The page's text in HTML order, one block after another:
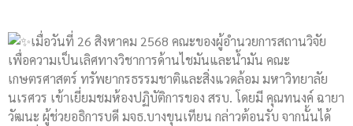
เมื่อวันที่ 26 สิงหาคม 2568 คณะของผู้อำนวยการสถานวิจัย
เพื่อความเป็นเลิศทางวิชาการด้านไชมันและน้ำมัน คณะ
เกษตรศาสตร์ ทรัพยากรธรรมชาติและสิ่งแวดล้อม มหาวิทยาลัย
นเรศวร เข้าเยี่ยมชมห้องปฏิบัติการของ สรบ. โดยมี คุณทนงค์ ฉายา
วัฒนะ ผู้ช่วยอธิการบดี มจธ.บางขุนเทียน กล่าวต้อนรับ จากนั้นได้